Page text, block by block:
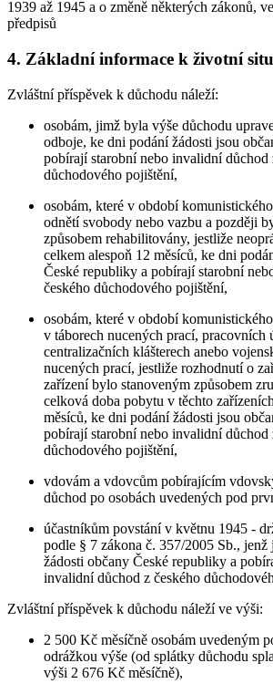
1939 až 1945 a o změně některých zákonů,
předpisů
4. Základní informace k životní
Zvláštní příspěvek k důchodu náleží:
osobám, jimž byla výše důchodu
odboje, ke dni podání žádosti jsou
pobírají starobní nebo invalidní důchod
důchodového pojištění,
osobám, které v období
odnětí svobody nebo vazbu a později
způsobem rehabilitovány, jestliže
celkem alespoň 12 měsíců, ke dni
České republiky a pobírají starobní
českého důchodového pojištění,
osobám, které v období
v táborech nucených prací, pracovních
centralizačních klášterech anebo
nucených prací, jestliže rozhodnutí o
zařízení bylo stanoveným způsobem
celková doba pobytu v těchto
měsíců, ke dni podání žádosti jsou
pobírají starobní nebo invalidní důchod
důchodového pojištění,
vdovám a vdovcům pobírajícím
důchod po osobách uvedených pod
účastníkům povstání v květnu 1945 -
podle § 7 zákona č. 357/2005 Sb.,
žádosti občany České republiky a
invalidní důchod z českého
Zvláštní příspěvek k důchodu náleží ve výši:
2 500 Kč měsíčně osobám uvedeným
odrážkou výše (od splátky důchodu
výši 2 676 Kč měsíčně),